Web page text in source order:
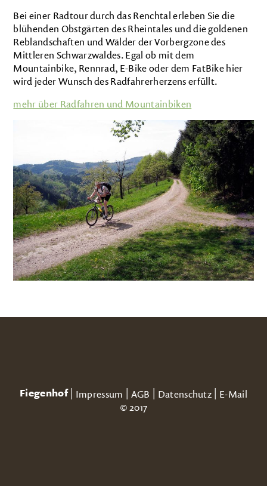
Bilder
Videos
Umgebung
Aktivität
Tiere am Hof
Wohnungen
Camping
Kontakt
Bei einer Radtour durch das Renchtal erleben Sie die
blühenden Obstgärten des Rheintales und die goldenen
Reblandschaften und Wälder der Vorbergzone des
Mittleren Schwarzwaldes. Egal ob mit dem
Mountainbike, Rennrad, E-Bike oder dem FatBike hier
wird jeder Wunsch des Radfahrerherzens erfüllt.
mehr über Radfahren und Mountainbiken
Fiegenhof| Impressum AGB Datenschutz
E-Mail
© 2017